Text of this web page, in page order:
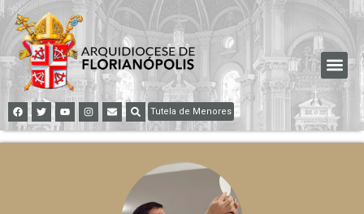
Tutela de Menores